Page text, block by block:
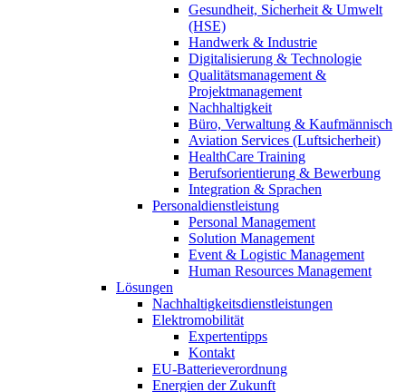
Gesundheit, Sicherheit & Umwelt
(HSE)
Handwerk & Industrie
Digitalisierung & Technologie
Qualitätsmanagement &
Projektmanagement
Nachhaltigkeit
Büro, Verwaltung & Kaufmännisch
Aviation Services (Luftsicherheit)
HealthCare Training
Berufsorientierung & Bewerbung
Integration & Sprachen
Personaldienstleistung
Personal Management
Solution Management
Event & Logistic Management
Human Resources Management
Lösungen
Nachhaltigkeitsdienstleistungen
Elektromobilität
Expertentipps
Kontakt
EU-Batterieverordnung
Energien der Zukunft